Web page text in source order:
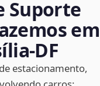
Suporte
em
estacionamento,